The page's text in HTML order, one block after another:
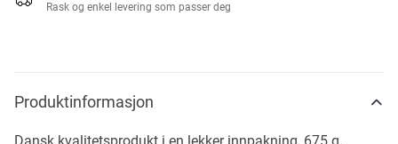
Rask og enkel levering som passer deg
Produktinformasjon